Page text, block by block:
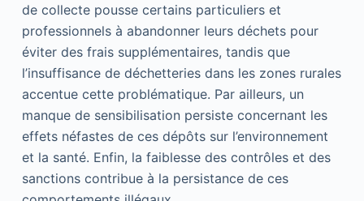
de collecte pousse certains particuliers et
professionnels à abandonner leurs déchets pour
éviter des frais supplémentaires, tandis que
l’insuffisance de déchetteries dans les zones rurales
accentue cette problématique. Par ailleurs, un
manque de sensibilisation persiste concernant les
effets néfastes de ces dépôts sur l’environnement
et la santé. Enfin, la faiblesse des contrôles et des
sanctions contribue à la persistance de ces